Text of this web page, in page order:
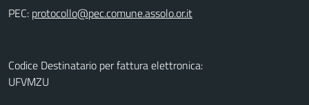
PEC:
Codice Destinatario per fattura elettronica:
UFVMZU